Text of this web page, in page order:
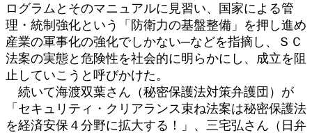
ログラムとそのマニュアルに見習い、国家による管
理・統制強化という「防衛力の基盤整備」を押し進め
産業の軍事化の強化でしかない─などを指摘し、ＳＣ
法案の実態と危険性を社会的に明らかにし、成立を阻
止していこうと呼びかけた。
続いて海渡双葉さん（秘密保護法対策弁護団）が
「セキュリティ・クリアランス束ね法案は秘密保護法
を経済安保４分野に拡大する！」、三宅弘さん（日弁